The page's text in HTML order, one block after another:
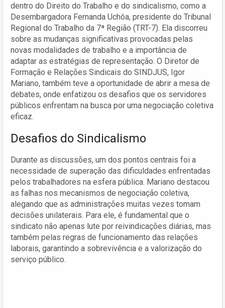
dentro do Direito do Trabalho e do sindicalismo, como a
Desembargadora Fernanda Uchôa, presidente do Tribunal
Regional do Trabalho da 7ª Região (TRT-7). Ela discorreu
sobre as mudanças significativas provocadas pelas
novas modalidades de trabalho e a importância de
adaptar as estratégias de representação. O Diretor de
Formação e Relações Sindicais do SINDJUS, Igor
Mariano, também teve a oportunidade de abrir a mesa de
debates, onde enfatizou os desafios que os servidores
públicos enfrentam na busca por uma negociação coletiva
eficaz.
Desafios do Sindicalismo
Durante as discussões, um dos pontos centrais foi a
necessidade de superação das dificuldades enfrentadas
pelos trabalhadores na esfera pública. Mariano destacou
as falhas nos mecanismos de negociação coletiva,
alegando que as administrações muitas vezes tomam
decisões unilaterais. Para ele, é fundamental que o
sindicato não apenas lute por reivindicações diárias, mas
também pelas regras de funcionamento das relações
laborais, garantindo a sobrevivência e a valorização do
serviço público.